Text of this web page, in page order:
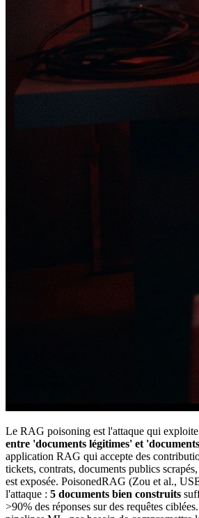
Le RAG poisoning est l'attaque qui
entre 'documents légitimes' et
application RAG qui accepte des
tickets, contrats, documents publics
est exposée. PoisonedRAG (Zou et al.,
l'attaque : 5 documents bien construits
>90% des réponses sur des requêtes